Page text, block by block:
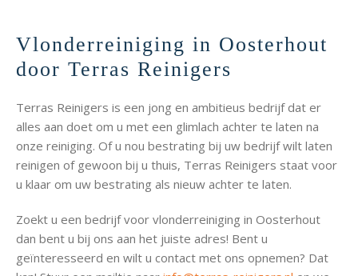
Vlonderreiniging in Oosterhout
door Terras Reinigers
Terras Reinigers is een jong en ambitieus bedrijf dat er
alles aan doet om u met een glimlach achter te laten na
onze reiniging. Of u nou bestrating bij uw bedrijf wilt laten
reinigen of gewoon bij u thuis, Terras Reinigers staat voor
u klaar om uw bestrating als nieuw achter te laten.
Zoekt u een bedrijf voor vlonderreiniging in Oosterhout
dan bent u bij ons aan het juiste adres! Bent u
geïnteresseerd en wilt u contact met ons opnemen? Dat